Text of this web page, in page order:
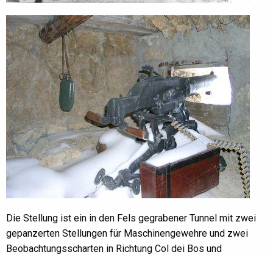
Die Stellung ist ein in den Fels gegrabener Tunnel mit zwei
gepanzerten Stellungen für Maschinengewehre und zwei
Beobachtungsscharten in Richtung Col dei Bos und